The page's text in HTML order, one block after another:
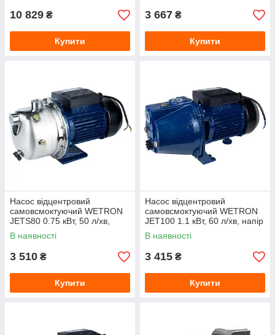
10 829 ₴
Купити
3 667 ₴
Купити
Насос відцентровий
самовсмоктуючий WETRON
JETS80 0.75 кВт, 50 л/хв,
напір 42 м, нержавіюча сталь
В наявності
3 510 ₴
Купити
Насос відцентровий
самовсмоктуючий WETRON
JET100 1.1 кВт, 60 л/хв, напір
50 м
В наявності
3 415 ₴
Купити